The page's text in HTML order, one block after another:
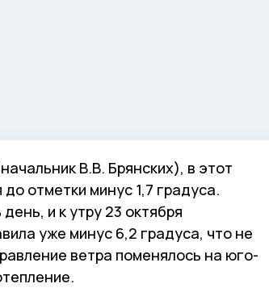
В.В. Брянских), в этот
отметки минус 1,7 градуса.
и к утру 23 октября
уже минус 6,2 градуса, что не
ветра поменялось на юго-